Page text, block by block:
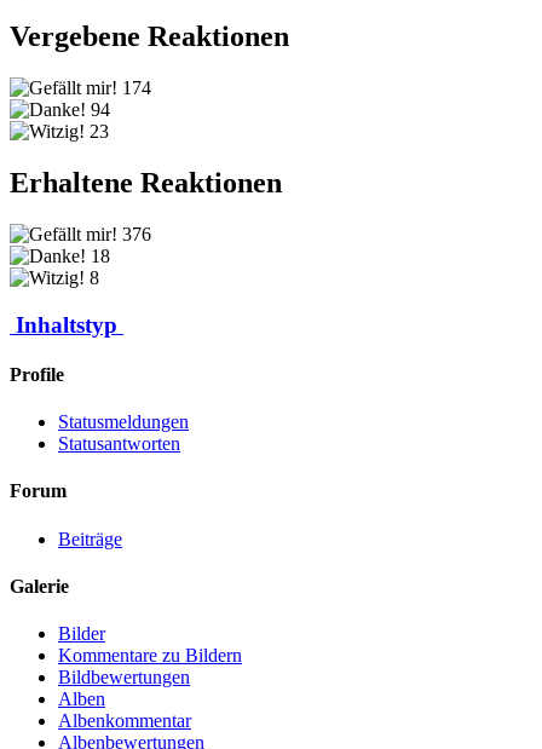
Vergebene Reaktionen
174
94
23
Erhaltene Reaktionen
376
18
8
Inhaltstyp
Profile
Statusmeldungen
Statusantworten
Forum
Beiträge
Galerie
Bilder
Kommentare zu Bildern
Bildbewertungen
Alben
Albenkommentar
Albenbewertungen